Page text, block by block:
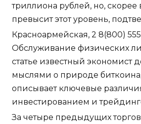
триллиона рублей, но, скорее
превысит этот уровень,
Красноармейская, 2 8(800)
Обслуживание физических
статье известный экономист
мыслями о природе
описывает ключевые
инвестированием и
За четыре предыдущих